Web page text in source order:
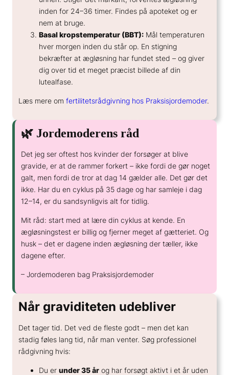
inden for 24–36 timer. Findes på apoteket og er
nem at bruge.
Basal kropstemperatur (BBT): Mål temperaturen
hver morgen inden du står op. En stigning
bekræfter at ægløsning har fundet sted – og giver
dig over tid et meget præcist billede af din
lutealfase.
Læs mere om fertilitetsrådgivning hos Praksisjordemoder.
🌿 Jordemoderens råd
Det jeg ser oftest hos kvinder der forsøger at blive
gravide, er at de rammer forkert – ikke fordi de gør noget
galt, men fordi de tror at dag 14 gælder alle. Det gør det
ikke. Har du en cyklus på 35 dage og har samleje i dag
12–14, er du sandsynligvis alt for tidlig.
Mit råd: start med at lære din cyklus at kende. En
ægløsningstest er billig og fjerner meget af gætteriet. Og
husk – det er dagene inden ægløsning der tæller, ikke
dagene efter.
– Jordemoderen bag Praksisjordemoder
Når graviditeten udebliver
Det tager tid. Det ved de fleste godt – men det kan
stadig føles lang tid, når man venter. Søg professionel
rådgivning hvis:
Du er under 35 år og har forsøgt aktivt i et år uden